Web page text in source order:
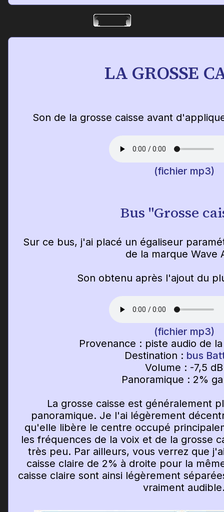
LA GROSSE
Son de la grosse caisse avant
(fichier mp3)
Bus "Grosse
Sur ce bus, j'ai placé un égaliseur
de la marque Wave
Son obtenu après l'ajout du
(fichier mp3)
Provenance : piste audio de
Destination : bus
Volume : -7,5 dB
Panoramique : 2%
La grosse caisse est généralement
panoramique. Je l'ai légèrement
qu'elle libère le centre occupé
les fréquences de la voix et de la grosse
très peu. Par ailleurs, vous verrez que
caisse claire de 2% à droite pour la
caisse claire sont ainsi légèrement
vraiment